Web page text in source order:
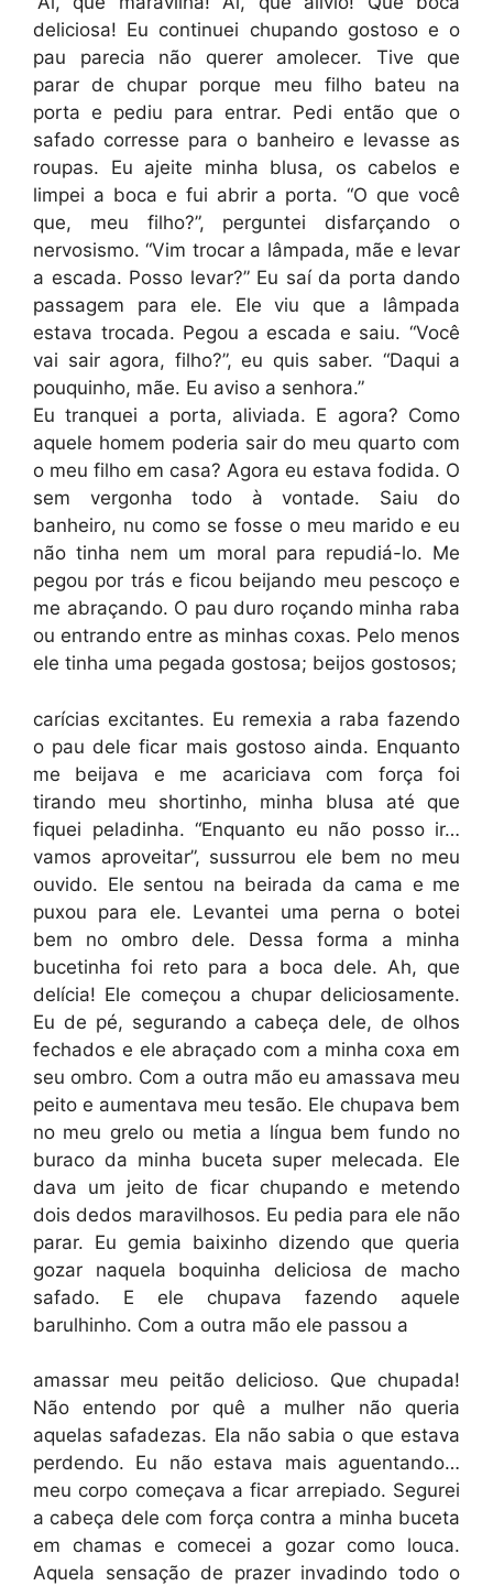
deliciosa! Eu continuei chupando gostoso e o
pau parecia não querer amolecer. Tive que
parar de chupar porque meu filho bateu na
porta e pediu para entrar. Pedi então que o
safado corresse para o banheiro e levasse as
roupas. Eu ajeite minha blusa, os cabelos e
limpei a boca e fui abrir a porta. “O que você
que, meu filho?”, perguntei disfarçando o
nervosismo. “Vim trocar a lâmpada, mãe e levar
a escada. Posso levar?” Eu saí da porta dando
passagem para ele. Ele viu que a lâmpada
estava trocada. Pegou a escada e saiu. “Você
vai sair agora, filho?”, eu quis saber. “Daqui a
pouquinho, mãe. Eu aviso a senhora.”
Eu tranquei a porta, aliviada. E agora? Como
aquele homem poderia sair do meu quarto com
o meu filho em casa? Agora eu estava fodida. O
sem vergonha todo à vontade. Saiu do
banheiro, nu como se fosse o meu marido e eu
não tinha nem um moral para repudiá-lo. Me
pegou por trás e ficou beijando meu pescoço e
me abraçando. O pau duro roçando minha raba
ou entrando entre as minhas coxas. Pelo menos
ele tinha uma pegada gostosa; beijos gostosos;
carícias excitantes. Eu remexia a raba fazendo
o pau dele ficar mais gostoso ainda. Enquanto
me beijava e me acariciava com força foi
tirando meu shortinho, minha blusa até que
fiquei peladinha. “Enquanto eu não posso ir…
vamos aproveitar”, sussurrou ele bem no meu
ouvido. Ele sentou na beirada da cama e me
puxou para ele. Levantei uma perna o botei
bem no ombro dele. Dessa forma a minha
bucetinha foi reto para a boca dele. Ah, que
delícia! Ele começou a chupar deliciosamente.
Eu de pé, segurando a cabeça dele, de olhos
fechados e ele abraçado com a minha coxa em
seu ombro. Com a outra mão eu amassava meu
peito e aumentava meu tesão. Ele chupava bem
no meu grelo ou metia a língua bem fundo no
buraco da minha buceta super melecada. Ele
dava um jeito de ficar chupando e metendo
dois dedos maravilhosos. Eu pedia para ele não
parar. Eu gemia baixinho dizendo que queria
gozar naquela boquinha deliciosa de macho
safado. E ele chupava fazendo aquele
barulhinho. Com a outra mão ele passou a
amassar meu peitão delicioso. Que chupada!
Não entendo por quê a mulher não queria
aquelas safadezas. Ela não sabia o que estava
perdendo. Eu não estava mais aguentando…
meu corpo começava a ficar arrepiado. Segurei
a cabeça dele com força contra a minha buceta
em chamas e comecei a gozar como louca.
Aquela sensação de prazer invadindo todo o